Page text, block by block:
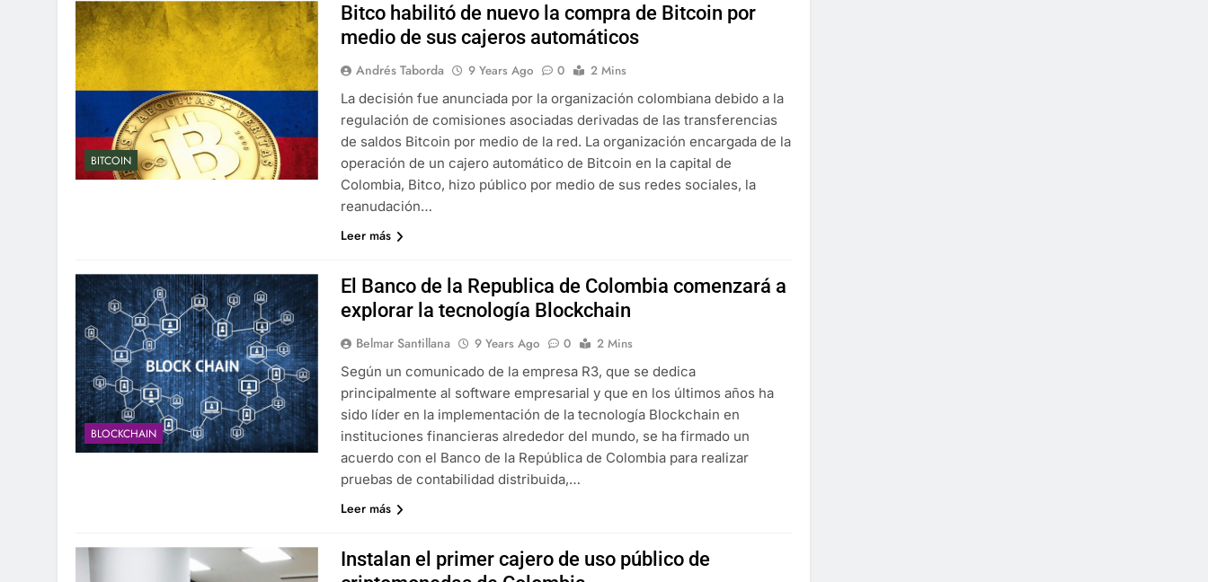
BITCOIN
Bitco habilitó de nuevo la compra de Bitcoin por
medio de sus cajeros automáticos
Andrés Taborda 9 Years Ago 0
2 Mins
La decisión fue anunciada por la organización colombiana debido a la
regulación de comisiones asociadas derivadas de las transferencias
de saldos Bitcoin por medio de la red. La organización encargada de la
operación de un cajero automático de Bitcoin en la capital de
Colombia, Bitco, hizo público por medio de sus redes sociales, la
reanudación…
Leer más
BLOCKCHAIN
El Banco de la Republica de Colombia comenzará a
explorar la tecnología Blockchain
Belmar Santillana 9 Years Ago 0
2 Mins
Según un comunicado de la empresa R3, que se dedica
principalmente al software empresarial y que en los últimos años ha
sido líder en la implementación de la tecnología Blockchain en
instituciones financieras alrededor del mundo, se ha firmado un
acuerdo con el Banco de la República de Colombia para realizar
pruebas de contabilidad distribuida,…
Leer más
Instalan el primer cajero de uso público de